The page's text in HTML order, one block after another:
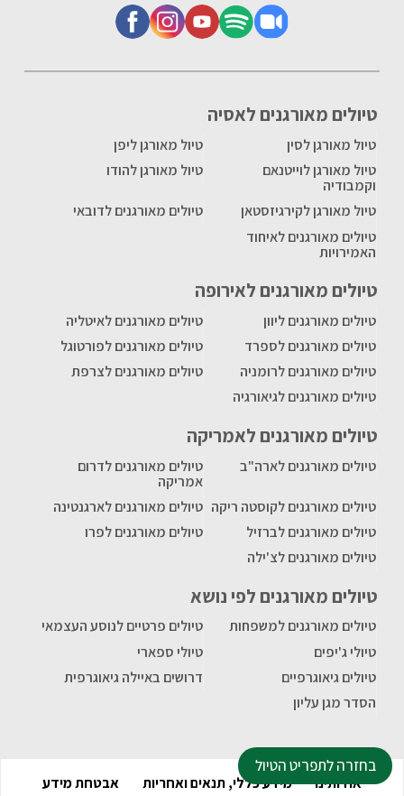
בחזרה לתפריט הטיול
טיולים מאורגנים לאסיה
טיול מאורגן לסין
טיול מאורגן ליפן
טיול מאורגן לוייטנאם
וקמבודיה
טיול מאורגן להודו
טיול מאורגן לקירגיזסטאן
טיולים מאורגנים לדובאי
טיולים מאורגנים לאיחוד
האמירויות
טיולים מאורגנים לאירופה
טיולים מאורגנים ליוון
טיולים מאורגנים לאיטליה
טיולים מאורגנים לספרד
טיולים מאורגנים לפורטוגל
טיולים מאורגנים לרומניה
טיולים מאורגנים לצרפת
טיולים מאורגנים לגיאורגיה
טיולים מאורגנים לאמריקה
טיולים מאורגנים לארה"ב
טיולים מאורגנים לדרום
אמריקה
טיולים מאורגנים לקוסטה ריקה טיולים מאורגנים לארגנטינה
טיולים מאורגנים לברזיל
טיולים מאורגנים לפרו
טיולים מאורגנים לצ'ילה
טיולים מאורגנים לפי נושא
טיולים מאורגנים למשפחות
טיולים פרטיים לנוסע העצמאי
טיולי ג'יפים
טיולי ספארי
טיולים גיאוגרפיים
דרושים באיילה גיאוגרפית
הסדר מגן עליון
אודותינו מידע כללי, תנאים ואחריות אבטחת מידע